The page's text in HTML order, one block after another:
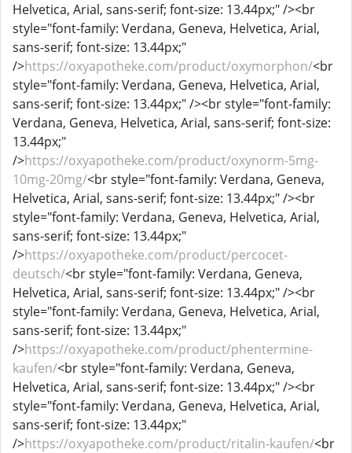
Helvetica, Arial, sans-serif; font-size: 13.44px;" /><br
style="font-family: Verdana, Geneva, Helvetica, Arial,
sans-serif; font-size: 13.44px;"
/>https://oxyapotheke.com/product/oxymorphon/<br
style="font-family: Verdana, Geneva, Helvetica, Arial,
sans-serif; font-size: 13.44px;" /><br style="font-family:
Verdana, Geneva, Helvetica, Arial, sans-serif; font-size:
13.44px;"
/>https://oxyapotheke.com/product/oxynorm-5mg-
10mg-20mg/<br style="font-family: Verdana, Geneva,
Helvetica, Arial, sans-serif; font-size: 13.44px;" /><br
style="font-family: Verdana, Geneva, Helvetica, Arial,
sans-serif; font-size: 13.44px;"
/>https://oxyapotheke.com/product/percocet-
deutsch/<br style="font-family: Verdana, Geneva,
Helvetica, Arial, sans-serif; font-size: 13.44px;" /><br
style="font-family: Verdana, Geneva, Helvetica, Arial,
sans-serif; font-size: 13.44px;"
/>https://oxyapotheke.com/product/phentermine-
kaufen/<br style="font-family: Verdana, Geneva,
Helvetica, Arial, sans-serif; font-size: 13.44px;" /><br
style="font-family: Verdana, Geneva, Helvetica, Arial,
sans-serif; font-size: 13.44px;"
/>https://oxyapotheke.com/product/ritalin-kaufen/<br